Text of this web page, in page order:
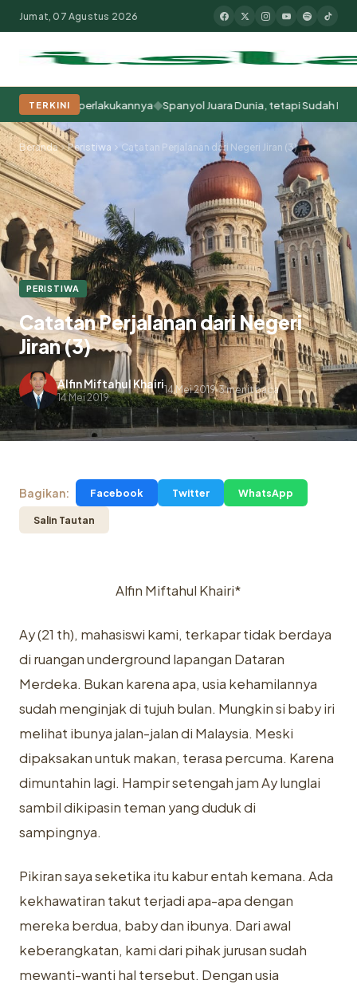
Populer:Moderasi BeragamaKhutbah JumatPesantrenTokoh
Jumat, 07 Agustus 2026
TERKINI
Memperlakukannya◆Spanyol Juara Dunia, tetapi Sudah Berabad-
Beranda Peristiwa Catatan Perjalanan dari Negeri Jiran (3)
PERISTIWA
Catatan Perjalanan dari Negeri
Jiran (3)
Alfin Miftahul Khairi
14 Mei 2019
14 Mei 2019.3 menit baca
Bagikan: Facebook Twitter WhatsApp
Salin Tautan
Alfin Miftahul Khairi*
Ay (21 th), mahasiswi kami, terkapar tidak berdaya
di ruangan underground lapangan Dataran
Merdeka. Bukan karena apa, usia kehamilannya
sudah menginjak di tujuh bulan. Mungkin si baby iri
melihat ibunya jalan-jalan di Malaysia. Meski
dipaksakan untuk makan, terasa percuma. Karena
dimuntahin lagi. Hampir setengah jam Ay lunglai
sambil dikipasin teman yang duduk di
sampingnya.
Pikiran saya seketika itu kabur entah kemana. Ada
kekhawatiran takut terjadi apa-apa dengan
mereka berdua, baby dan ibunya. Dari awal
keberangkatan, kami dari pihak jurusan sudah
mewanti-wanti hal tersebut. Dengan usia